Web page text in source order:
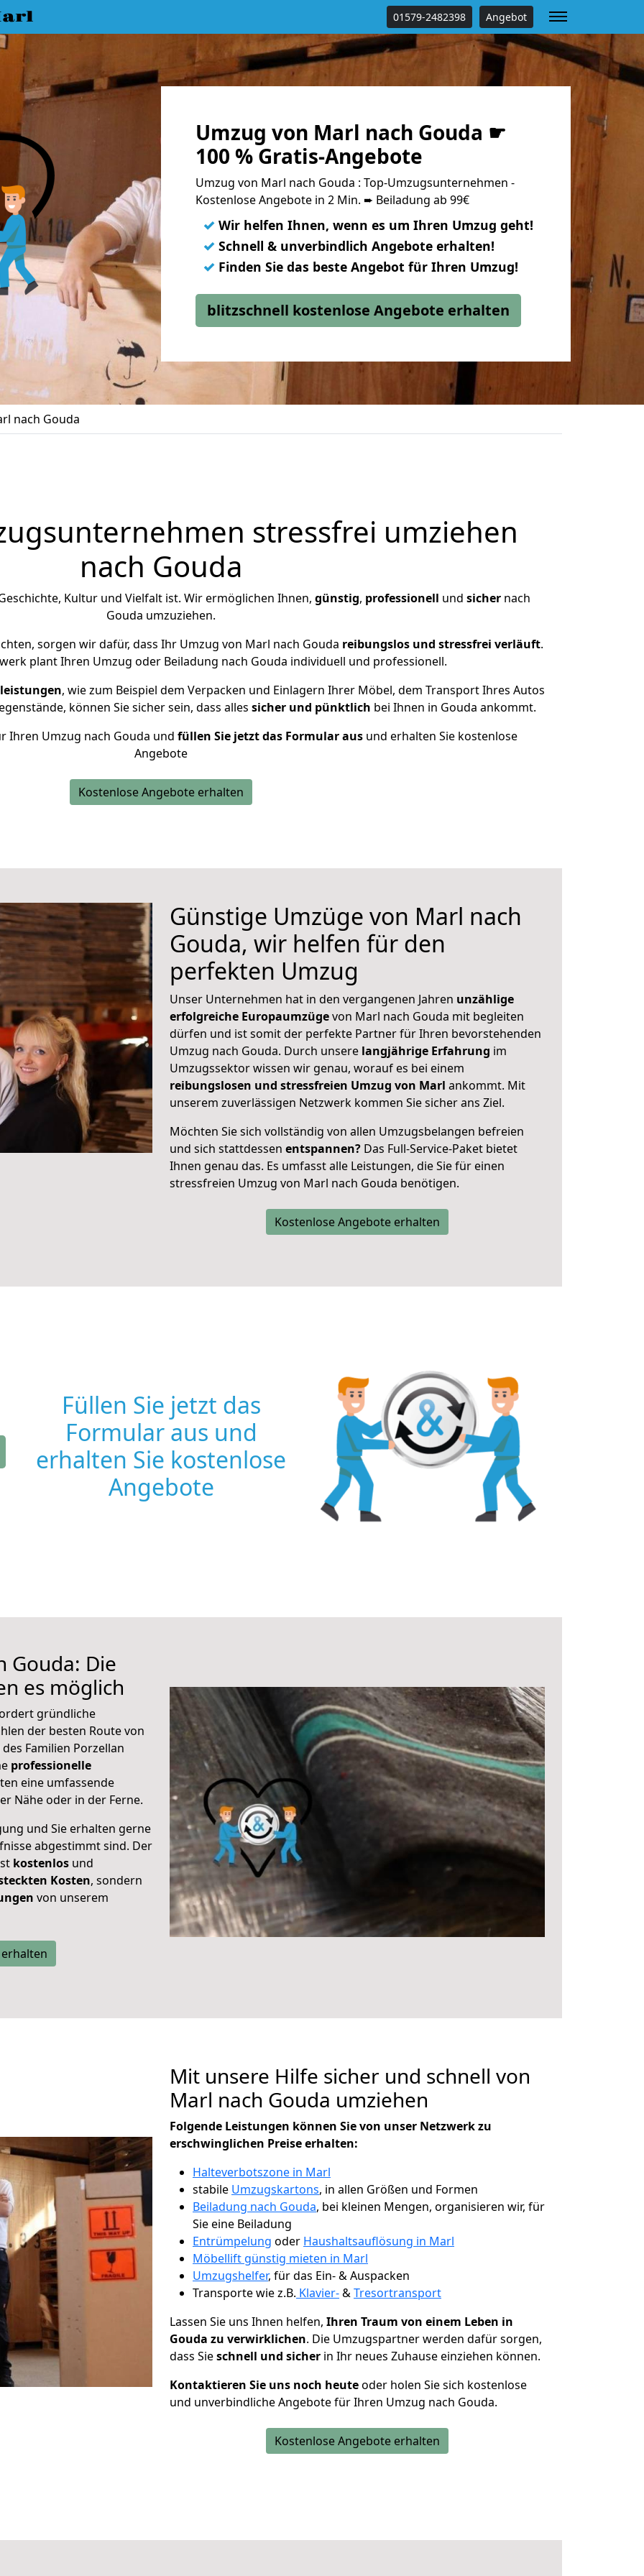
01579-2482398 Angebot
Umzug von Marl nach Gouda ☛
100 % Gratis-Angebote
Umzug von Marl nach Gouda : Top-Umzugsunternehmen -
Kostenlose Angebote in 2 Min. ➨ Beiladung ab 99€
✓ Wir helfen Ihnen, wenn es um Ihren Umzug geht!
✓ Schnell & unverbindlich Angebote erhalten!
✓ Finden Sie das beste Angebot für Ihren Umzug!
blitzschnell kostenlose Angebote erhalten
nach Gouda
stressfrei umziehen
nach Gouda
Kultur und Vielfalt ist. Wir ermöglichen Ihnen, günstig, professionell und sichernach
Gouda umzuziehen.
sorgen wir dafür, dass Ihr Umzug von Marl nach Gouda reibungslos und stressfrei verläuft.
plant Ihren Umzug oder Beiladung nach Gouda individuell und professionell.
, wie zum Beispiel dem Verpacken und Einlagern Ihrer Möbel, dem Transport Ihres Autos
können Sie sicher sein, dass alles sicher und pünktlich bei Ihnen in Gouda ankommt.
Ihren Umzug nach Gouda und füllen Sie jetzt das Formular ausund erhalten Sie kostenlose
Angebote
Kostenlose Angebote erhalten
Günstige Umzüge von Marl nach
Gouda, wir helfen für den
perfekten Umzug
Unser Unternehmen hat in den vergangenen Jahren unzählige
erfolgreiche Europaumzügevon Marl nach Gouda mit begleiten
dürfen und ist somit der perfekte Partner für Ihren bevorstehenden
Umzug nach Gouda. Durch unsere langjährige Erfahrung im
Umzugssektor wissen wir genau, worauf es bei einem
reibungslosen und stressfreien Umzug von Marl ankommt. Mit
unserem zuverlässigen Netzwerk kommen Sie sicher ans Ziel.
Möchten Sie sich vollständig von allen Umzugsbelangen befreien
und sich stattdessen entspannen? Das Full-Service-Paket bietet
Ihnen genau das. Es umfasst alle Leistungen, die Sie für einen
stressfreien Umzug von Marl nach Gouda benötigen.
Kostenlose Angebote erhalten
Füllen Sie jetzt das
Formular aus und
erhalten Sie kostenlose
Angebote
Gouda: Die
es möglich
gründliche
der besten Route von
Familien Porzellan
professionelle
eine umfassende
Nähe oder in der Ferne.
und Sie erhalten gerne
abgestimmt sind. Der
kostenlos und
Kosten, sondern
von unserem
Mit unsere Hilfe sicher und schnell von
Marl nach Gouda umziehen
Folgende Leistungen können Sie von unser Netzwerk zu
erschwinglichen Preise erhalten:
Halteverbotszone in Marl
stabile Umzugskartons, in allen Größen und Formen
Beiladung nach Gouda, bei kleinen Mengen, organisieren wir, für
Sie eine Beiladung
Entrümpelung oder Haushaltsauflösung in Marl
Möbellift günstig mieten in Marl
Umzugshelfer, für das Ein- & Auspacken
Transporte wie z.B. Klavier-&Tresortransport
Lassen Sie uns Ihnen helfen, Ihren Traum von einem Leben in
Gouda zu verwirklichen. Die Umzugspartner werden dafür sorgen,
dass Sieschnell und sicher in Ihr neues Zuhause einziehen können.
Kontaktieren Sie uns noch heuteoder holen Sie sich kostenlose
und unverbindliche Angebote für Ihren Umzug nach Gouda.
Kostenlose Angebote erhalten